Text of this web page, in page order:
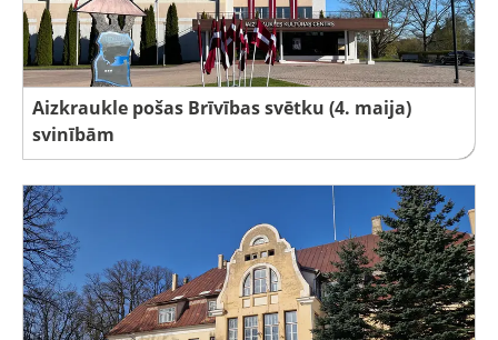
Aizkraukle pošas Brīvības svētku (4. maija)
svinībām